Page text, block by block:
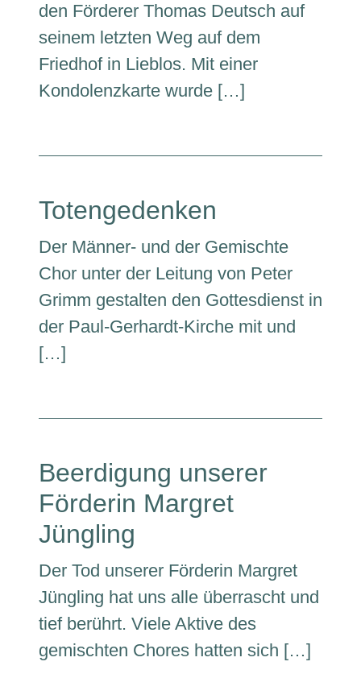
den Förderer Thomas Deutsch auf
seinem letzten Weg auf dem
Friedhof in Lieblos. Mit einer
Kondolenzkarte wurde […]
Totengedenken
Der Männer- und der Gemischte
Chor unter der Leitung von Peter
Grimm gestalten den Gottesdienst in
der Paul-Gerhardt-Kirche mit und
[…]
Beerdigung unserer
Förderin Margret
Jüngling
Der Tod unserer Förderin Margret
Jüngling hat uns alle überrascht und
tief berührt. Viele Aktive des
gemischten Chores hatten sich […]